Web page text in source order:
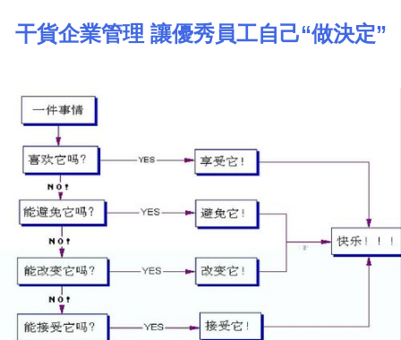
干貨企業管理 讓優秀員工自己“做決定”